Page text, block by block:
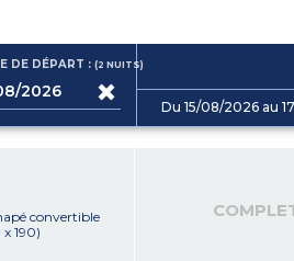
DE DÉPART :(2NUITS)
Du 15/08/2026 au
convertible
190)
2